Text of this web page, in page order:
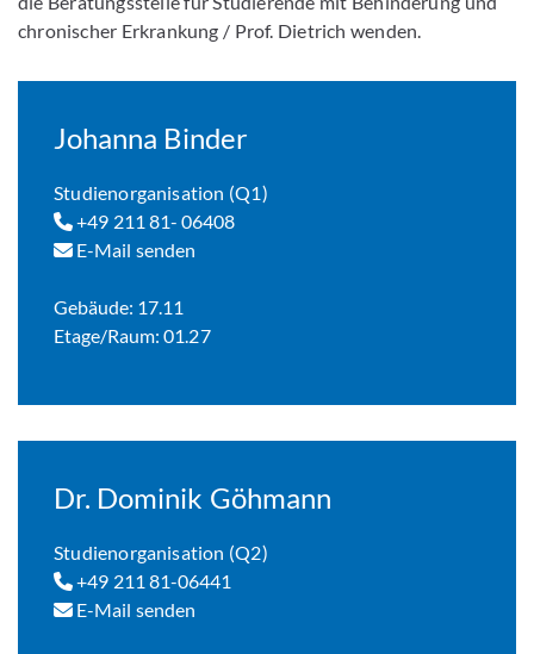
chronischer Erkrankung / Prof. Dietrich wenden.
Johanna Binder
Studienorganisation (Q1)
+49 211 81- 06408
E-Mail senden
Gebäude: 17.11
Etage/Raum: 01.27
Dr. Dominik Göhmann
Studienorganisation (Q2)
+49 211 81-06441
E-Mail senden